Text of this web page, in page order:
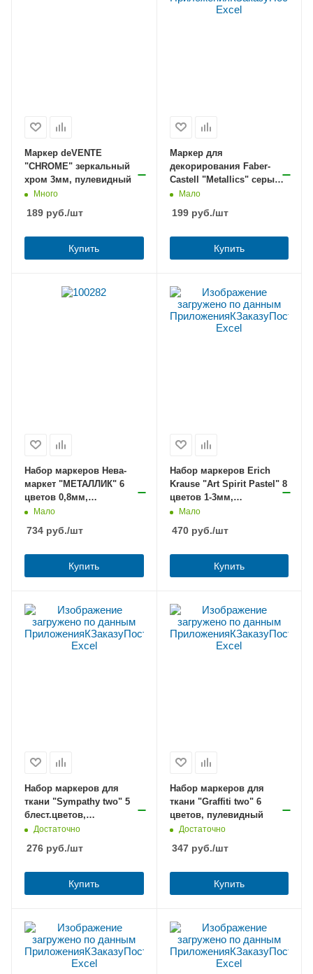
Маркер deVENTE
"CHROME" зеркальный
хром 3мм, пулевидный
Много
189 руб./шт
Купить
Маркер для
декорирования Faber-
Castell "Metallics" серый
металлик 1,5мм,
Мало
199руб./шт
Купить
Набор маркеров Нева-
маркет "МЕТАЛЛИК" 6
цветов 0,8мм,
пулевидный
Мало
734 руб./шт
Купить
Набор маркеров Erich
Krause "Art Spirit Pastel" 8
цветов 1-3мм,
пулевидный
Мало
470руб./шт
Купить
Набор маркеров для
ткани "Sympathy two" 5
блест.цветов,
пулевидный
Достаточно
276 руб./шт
Купить
Набор маркеров для
ткани "Graffiti two" 6
цветов, пулевидный
Достаточно
347руб./шт
Купить